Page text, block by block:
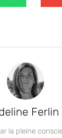
Ferlin
la pleine